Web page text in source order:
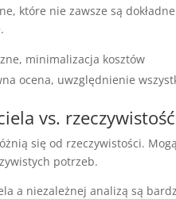
które nie zawsze są
minimalizacja kosztów
ocena, uwzględnienie
vs. rzeczywistość
się od rzeczywistości.
potrzeb.
a niezależnej analizą są